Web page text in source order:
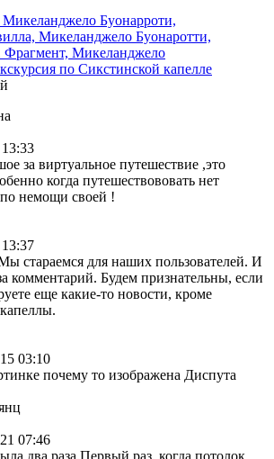
Буонарроти,
Микеланджело Буонаротти,
Микеланджело
по Сикстинской капелле
за виртуальное путешествие ,это
когда путешествововать нет
немощи своей !
стараемся для наших пользователей. И
комментарий. Будем признательны, если
еще какие-то новости, кроме
03:10
почему то изображена Диспута
07:46
два раза.Первый раз, когда потолок